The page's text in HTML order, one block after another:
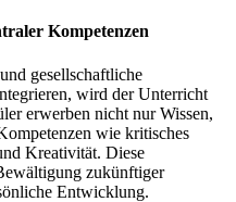
Kompetenzen
gesellschaftliche
wird der Unterricht
erwerben nicht nur Wissen,
wie kritisches
Kreativität. Diese
zukünftiger
Entwicklung.